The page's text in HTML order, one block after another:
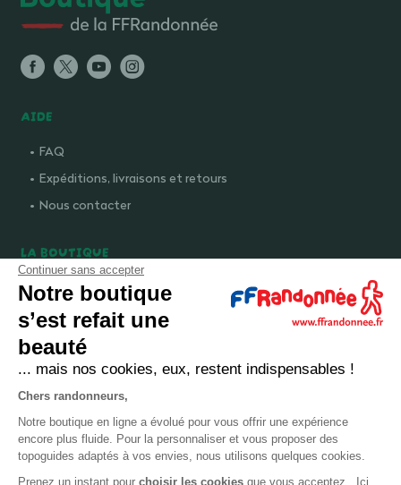
AIDE
FAQ
Expéditions, livraisons et retours
Nous contacter
LA BOUTIQUE
Qui sommes-nous ?
Comment devenir adhérent ?
Mentions légales
CGV et politique de confidentialité
Cookies
LA FÉDÉRATION
FFRandonnée
Continuer sans accepter
Notre boutique
s’est refait une
beauté
... mais nos cookies, eux, restent indispensables !
Chers randonneurs,
Notre boutique en ligne a évolué pour vous offrir une expérience
encore plus fluide. Pour la personnaliser et vous proposer des
topoguides adaptés à vos envies, nous utilisons quelques cookies.
Prenez un instant pour choisir les cookies que vous acceptez. Ici